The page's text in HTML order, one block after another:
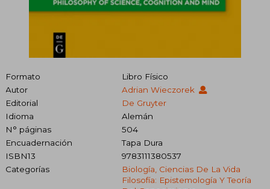
Formato
Libro Físico
Autor
Adrian Wieczorek
Editorial
De Gruyter
Idioma
Alemán
N° páginas
504
Encuadernación
Tapa Dura
ISBN13
9783111380537
Categorías
Biología, Ciencias De La Vida
Filosofía: Epistemología Y Teoría